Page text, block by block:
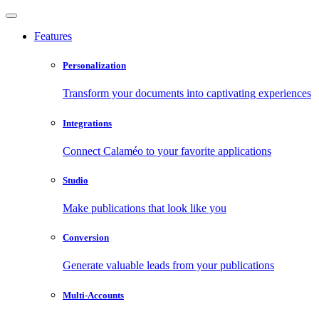
Features
Personalization
Transform your documents into captivating experiences
Integrations
Connect Calaméo to your favorite applications
Studio
Make publications that look like you
Conversion
Generate valuable leads from your publications
Multi-Accounts